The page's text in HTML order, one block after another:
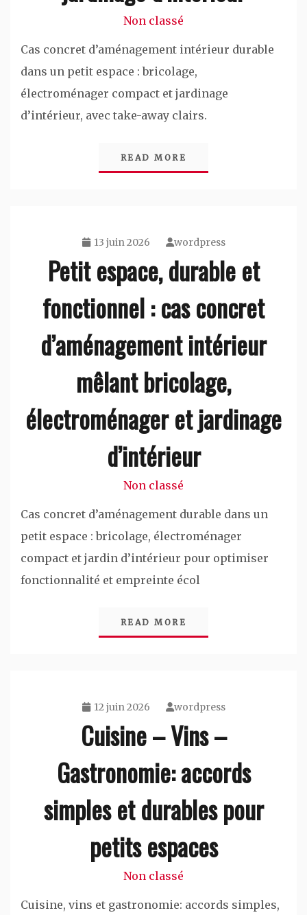
Non classé
Cas concret d’aménagement intérieur durable
dans un petit espace : bricolage,
électroménager compact et jardinage
d’intérieur, avec take-away clairs.
READ MORE
13 juin 2026 wordpress
Petit espace, durable et
fonctionnel : cas concret
d’aménagement intérieur
mêlant bricolage,
électroménager et jardinage
d’intérieur
Non classé
Cas concret d’aménagement durable dans un
petit espace : bricolage, électroménager
compact et jardin d’intérieur pour optimiser
fonctionnalité et empreinte écol
READ MORE
12 juin 2026 wordpress
Cuisine – Vins –
Gastronomie: accords
simples et durables pour
petits espaces
Non classé
Cuisine, vins et gastronomie: accords simples,